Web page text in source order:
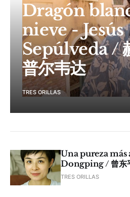
Dragón
nieve - Jesús
Sepúlveda /
普尔韦达
TRES ORILLAS
Una pureza
Dongping / 曾东
TRES ORILLAS